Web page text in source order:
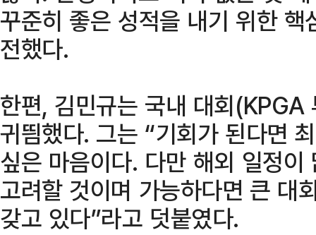
꾸준히 좋은 성적을 내기 위한
전했다.
한편, 김민규는 국내 대회
귀띔했다. 그는 “기회가 된다면
싶은 마음이다. 다만 해외 일정
고려할 것이며 가능하다면 큰 대
갖고 있다”라고 덧붙였다.